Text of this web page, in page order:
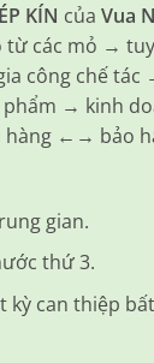
KÍN của Vua
từ các mỏ →
công chế tác
phẩm → kinh
hàng ←→ bảo
gian.
thứ 3.
kỳ can thiệp